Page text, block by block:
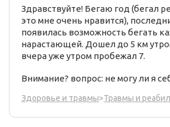
Здравствуйте! Бегаю год (бегал
это мне очень нравится),
появилась возможность бегать
нарастающей. Дошел до 5 км
вчера уже утром пробежал 7.
Внимание? вопрос: не могу ли я
Здоровье и травмы>Травмы и